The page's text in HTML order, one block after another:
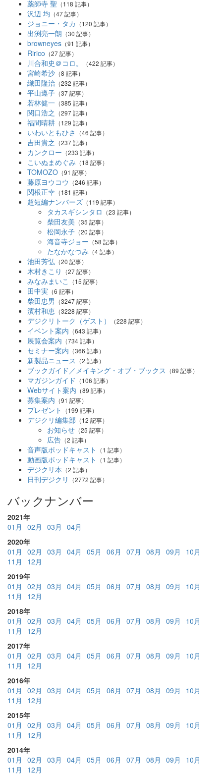
薬師寺 聖 （118 記事）
沢辺 均 （47 記事）
ジョニー・タカ （120 記事）
出渕亮一朗 （30 記事）
browneyes （91 記事）
Ririco （27 記事）
川合和史＠コロ。 （422 記事）
宮崎希沙 （8 記事）
織田隆治 （232 記事）
平山遵子 （37 記事）
若林健一 （385 記事）
関口浩之 （297 記事）
福間晴耕 （129 記事）
いわいともひさ （46 記事）
吉田貴之 （237 記事）
カンクロー （233 記事）
こいぬまめぐみ （18 記事）
TOMOZO （91 記事）
藤原ヨウコウ （246 記事）
関根正幸 （181 記事）
超短編ナンバーズ （119 記事）
タカスギシンタロ （23 記事）
柴田友美 （35 記事）
松岡永子 （20 記事）
海音寺ジョー （58 記事）
たなかなつみ （4 記事）
池田芳弘 （20 記事）
木村きこり （27 記事）
みなみまいこ （15 記事）
田中実 （6 記事）
柴田忠男 （3247 記事）
濱村和恵 （3228 記事）
デジクリトーク（ゲスト） （228 記事）
イベント案内 （643 記事）
展覧会案内 （734 記事）
セミナー案内 （366 記事）
新製品ニュース （2 記事）
ブックガイド／メイキング・オブ・ブックス （89 記事）
マガジンガイド （106 記事）
Webサイト案内 （89 記事）
募集案内 （91 記事）
プレゼント （199 記事）
デジクリ編集部 （12 記事）
お知らせ （25 記事）
広告 （2 記事）
音声版ポッドキャスト （1 記事）
動画版ポッドキャスト （1 記事）
デジクリ本 （2 記事）
日刊デジクリ （2772 記事）
バックナンバー
2021年
01月
02月 03月
04月
2020年
01月
02月 03月 04月 05月 06月 07月 08月 09月
10月
11月
12月
2019年
01月
02月 03月 04月 05月 06月 07月 08月 09月
10月
11月
12月
2018年
01月
02月 03月 04月 05月 06月 07月 08月 09月
10月
11月
12月
2017年
01月
02月 03月 04月 05月 06月 07月 08月 09月
10月
11月
12月
2016年
01月
02月 03月 04月 05月 06月 07月 08月 09月
10月
11月
12月
2015年
01月
02月 03月 04月 05月 06月 07月 08月 09月
10月
11月
12月
2014年
01月
02月 03月 04月 05月 06月 07月 08月 09月
10月
11月
12月